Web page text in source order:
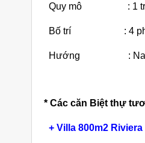
Quy mô : 1 trệt
Bố trí : 4 phòng
Hướng :
* Các căn Biệt thự
+ Villa 800m2
Cho Thuê
180m2 Sàn
25